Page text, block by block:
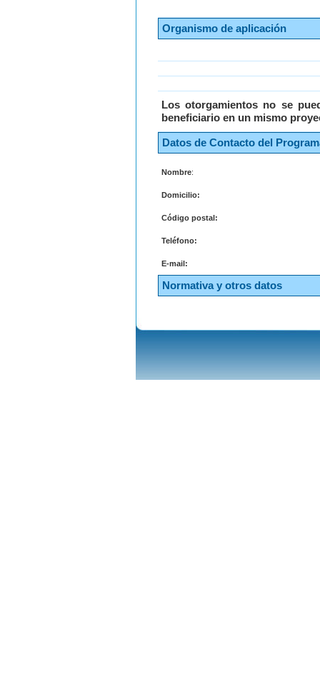
Organismo de aplicación
Los otorgamientos no se
beneficiario en un mismo
Datos de Contacto del
Nombre:
Domicilio:
Código postal:
Teléfono:
E-mail:
Normativa y otros datos